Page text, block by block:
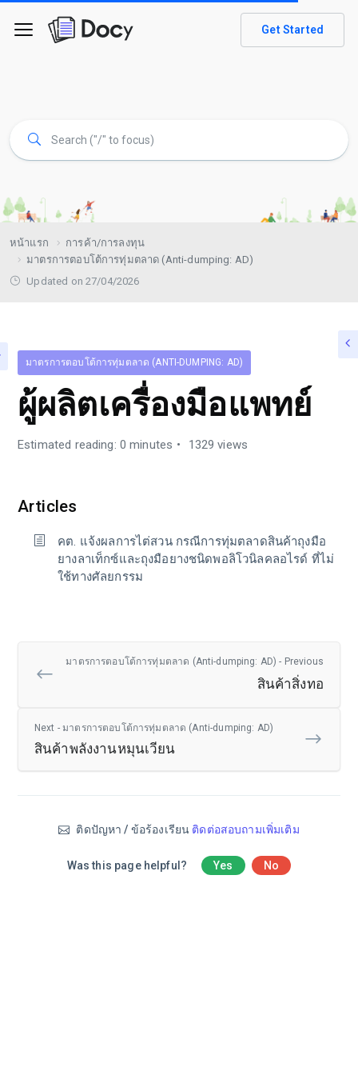
Get Started
หน้าแรก
การค้า/การลงทุน
มาตรการตอบโต้การทุ่มตลาด (Anti-dumping: AD)
Updated on 27/04/2026
มาตรการตอบโต้การทุ่มตลาด (ANTI-DUMPING: AD)
ผู้ผลิตเครื่องมือแพทย์
Estimated reading: 0 minutes 1329 views
Articles
คต. แจ้งผลการไต่สวน กรณีการทุ่มตลาดสินค้าถุงมือ
ยางลาเท็กซ์และถุงมือยางชนิดพอลิโวนิลคลอไรด์ ที่ไม่
ใช้ทางศัลยกรรม
มาตรการตอบโต้การทุ่มตลาด (Anti-dumping: AD) - Previous
สินค้าสิ่งทอ
Next - มาตรการตอบโต้การทุ่มตลาด (Anti-dumping: AD)
สินค้าพลังงานหมุนเวียน
ติดปัญหา / ข้อร้องเรียน ติดต่อสอบถามเพิ่มเติม
Was this page helpful? Yes No